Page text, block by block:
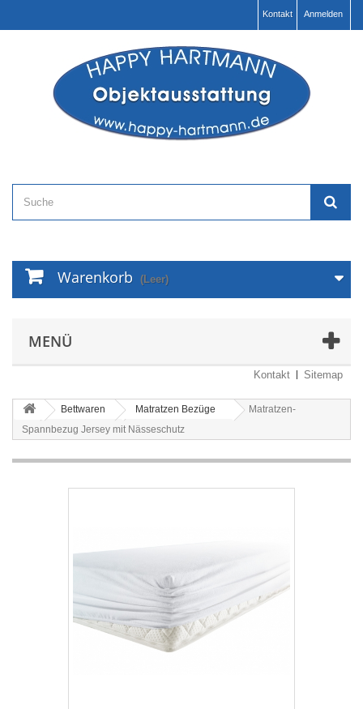
Anmelden
Kontakt
Warenkorb (Leer)
MENÜ
Kontakt Sitemap
Bettwaren Matratzen Bezüge
Matratzen-
Spannbezug Jersey mit Nässeschutz